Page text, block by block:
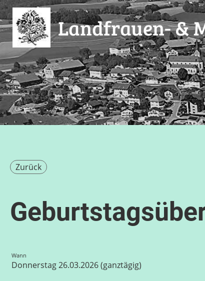
Landfrauen- &
Zurück
Wann
Donnerstag 26.03.2026 (ganztägig)